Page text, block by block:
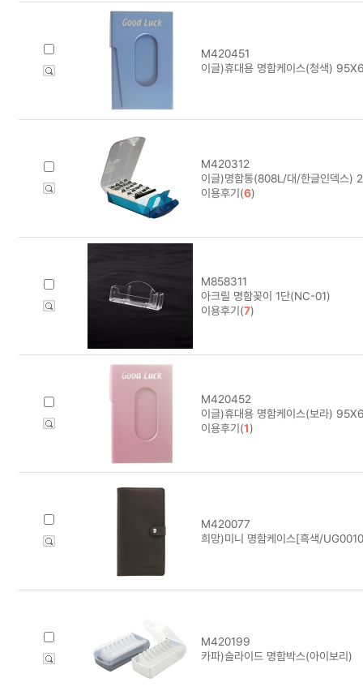
M420451
이글)휴대용 명함케이스(청색)
M420312
이글)명함통(808L/대/한글인덱스
이용후기(6)
M858311
아크릴 명함꽂이 1단(NC-01)
이용후기(7)
M420452
이글)휴대용 명함케이스(보라)
이용후기(1)
M420077
희망)미니 명함케이스[흑색/
M420199
카파)슬라이드 명함박스(아이보리)